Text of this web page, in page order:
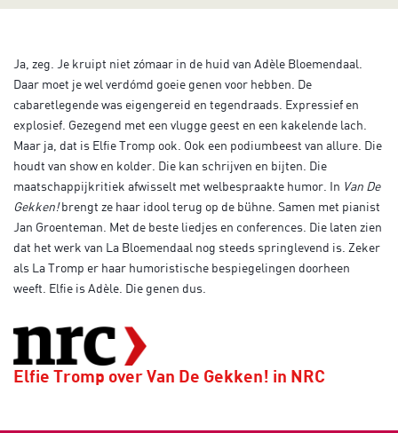
Ja, zeg. Je kruipt niet zómaar in de huid van Adèle Bloemendaal.
Daar moet je wel verdómd goeie genen voor hebben. De
cabaretlegende was eigengereid en tegendraads. Expressief en
explosief. Gezegend met een vlugge geest en een kakelende lach.
Maar ja, dat is Elfie Tromp ook. Ook een podiumbeest van allure. Die
houdt van show en kolder. Die kan schrijven en bijten. Die
maatschappijkritiek afwisselt met welbespraakte humor. In Van De
Gekken!brengt ze haar idool terug op de bühne. Samen met pianist
Jan Groenteman. Met de beste liedjes en conferences. Die laten zien
dat het werk van La Bloemendaal nog steeds springlevend is. Zeker
als La Tromp er haar humoristische bespiegelingen doorheen
weeft. Elfie is Adèle. Die genen dus.
Elfie Tromp over Van De Gekken! in NRC